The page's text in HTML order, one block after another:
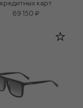
кредитных карт
69 150 ₽